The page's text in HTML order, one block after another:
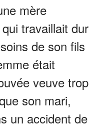
mère
travaillait dur
de son fils
était
veuve trop
son mari,
un accident de